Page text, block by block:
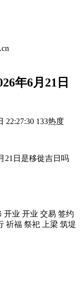
年6月21日
22:27:30 133热度
开业 开业 交易 签约
祈福 祭祀 上梁 筑堤